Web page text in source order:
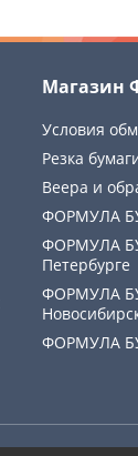
Магазин
Условия
Резка
Веера и
ФОРМУЛА
ФОРМУЛА
Петербурге
ФОРМУЛА
ФОРМУЛА